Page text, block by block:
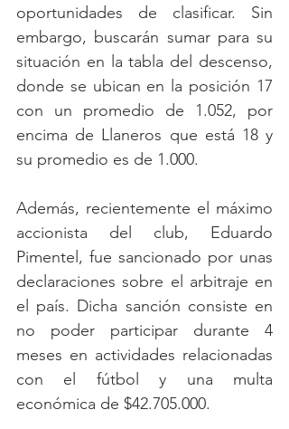
oportunidades de clasificar. Sin
embargo, buscarán sumar para su
situación en la tabla del descenso,
donde se ubican en la posición 17
con un promedio de 1.052, por
encima de Llaneros que está 18 y
su promedio es de 1.000.
Además, recientemente el máximo
accionista del club, Eduardo
Pimentel, fue sancionado por unas
declaraciones sobre el arbitraje en
el país. Dicha sanción consiste en
no poder participar durante 4
meses en actividades relacionadas
con el fútbol y una multa
económica de $42.705.000.